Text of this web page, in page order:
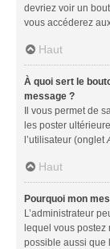
devriez voir un
vous accéderez
Haut
À quoi sert le
message ?
Il vous permet de
les poster
l’utilisateur (onglet
Haut
Pourquoi mon
L’administrateur
lequel vous postez
possible aussi que